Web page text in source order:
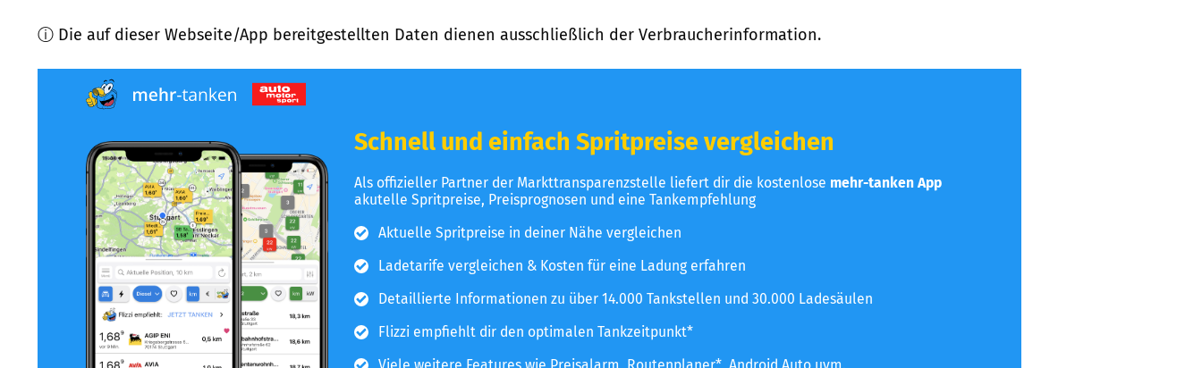
ⓘ Die auf dieser Webseite/App bereitgestellten Daten dienen ausschließlich der Verbraucherinformation.
Schnell und einfach Spritpreise vergleichen
Als offizieller Partner der Markttransparenzstelle liefert dir die kostenlose mehr-tanken App
akutelle Spritpreise, Preisprognosen und eine Tankempfehlung
Aktuelle Spritpreise in deiner Nähe vergleichen
Ladetarife vergleichen & Kosten für eine Ladung erfahren
Detaillierte Informationen zu über 14.000 Tankstellen und 30.000 Ladesäulen
Flizzi empfiehlt dir den optimalen Tankzeitpunkt*